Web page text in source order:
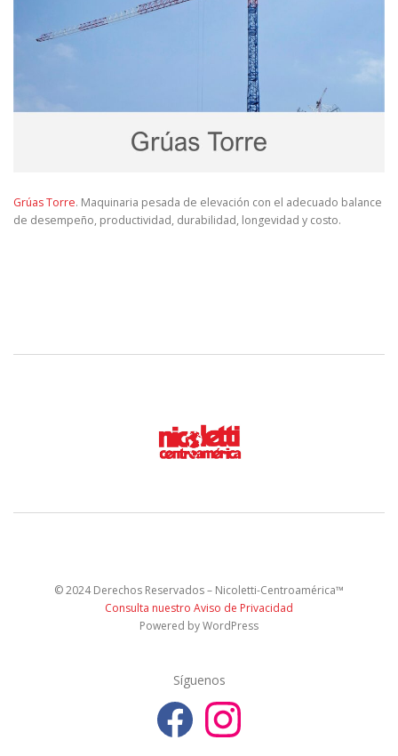
Grúas Torre. Maquinaria pesada de elevación con el adecuado balance
de desempeño, productividad, durabilidad, longevidad y costo.
© 2024 Derechos Reservados – Nicoletti-Centroamérica™
Consulta nuestro Aviso de Privacidad
Powered by WordPress
Síguenos
F
a
I
n